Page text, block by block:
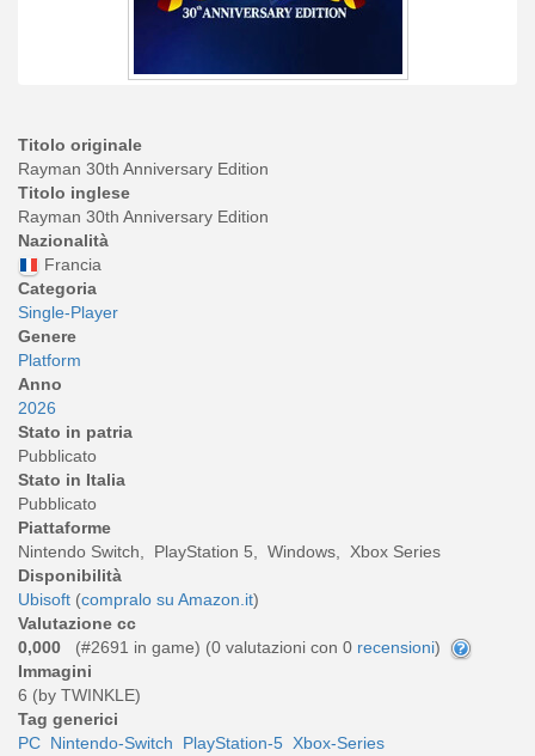
Titolo originale
Rayman 30th Anniversary Edition
Titolo inglese
Rayman 30th Anniversary Edition
Nazionalità
Francia
Categoria
Single-Player
Genere
Platform
Anno
2026
Stato in patria
Pubblicato
Stato in Italia
Pubblicato
Piattaforme
Nintendo Switch, PlayStation 5, Windows, Xbox Series
Disponibilità
Ubisoft (compralo su Amazon.it)
Valutazione cc
0,000
(#2691 in game) (0 valutazioni con 0 recensioni)
Immagini
6 (by TWINKLE)
Tag generici
PC Nintendo-Switch PlayStation-5 Xbox-Series